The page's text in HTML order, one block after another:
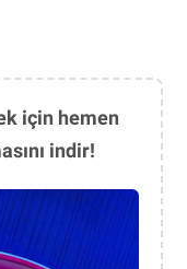
için hemen
indir!